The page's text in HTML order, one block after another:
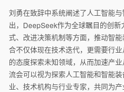
刘勇在致辞中系统阐述了人工智能
出， DeepSeek作为全球瞩目的创
式、改进决策机制等方面，推动智
合不仅体现在技术迭代，更需要行
的态度探索未知领域，从而加速产业
流会可以视为探索人工智能和智能
业、技术机构与行业专家，共同为产